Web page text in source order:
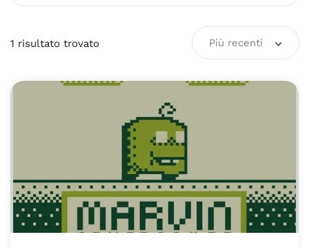
1 risultato trovato Più recenti